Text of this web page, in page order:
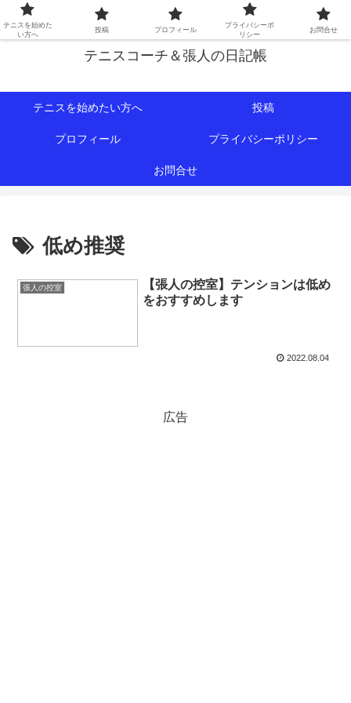
初心者∼中級者向けの情報を中心にテニスライフをサポート！
テニスコーチ＆張人の日記帳
テニスを始めたい方へ 投稿
プロフィール プライバシーポリシー
お問合せ
低め推奨
張人の控室
【張人の控室】テンションは低め
をおすすめします
2022.08.04
広告
テニスを始めた
い方へ
投稿 プロフィール
プライバシーポ
リシー
お問合せ